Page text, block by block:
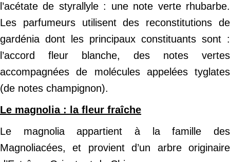
l’acétate de styrallyle : une note verte rhubarbe.
Les parfumeurs utilisent des reconstitutions de
gardénia dont les principaux constituants sont :
l’accord fleur blanche, des notes vertes
accompagnées de molécules appelées tyglates
(de notes champignon).
Le magnolia : la fleur fraîche
Le magnolia appartient à la famille des
Magnoliacées, et provient d’un arbre originaire